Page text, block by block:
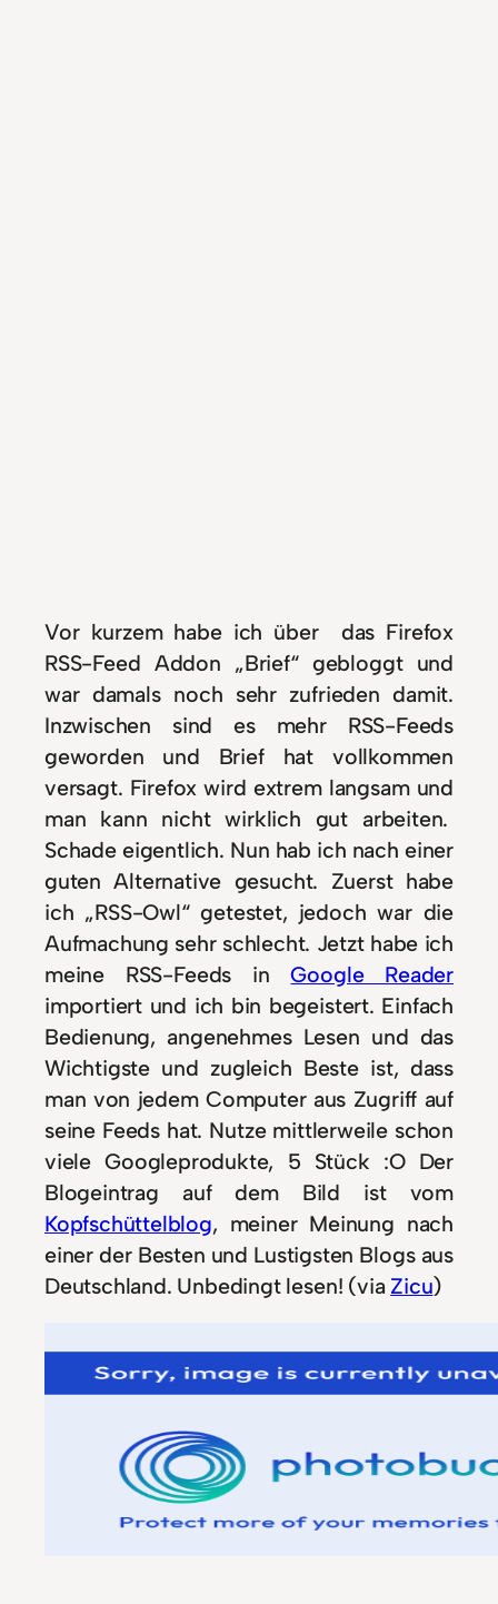
Vor kurzem habe ich über das Firefox
RSS-Feed Addon „Brief“ gebloggt und
war damals noch sehr zufrieden damit.
Inzwischen sind es mehr RSS-Feeds
geworden und Brief hat vollkommen
versagt. Firefox wird extrem langsam und
man kann nicht wirklich gut arbeiten.
Schade eigentlich. Nun hab ich nach einer
guten Alternative gesucht. Zuerst habe
ich „RSS-Owl“ getestet, jedoch war die
Aufmachung sehr schlecht. Jetzt habe ich
meine RSS-Feeds inGoogle Reader
importiert und ich bin begeistert. Einfach
Bedienung, angenehmes Lesen und das
Wichtigste und zugleich Beste ist, dass
man von jedem Computer aus Zugriff auf
seine Feeds hat. Nutze mittlerweile schon
viele Googleprodukte, 5 Stück :O Der
Blogeintrag auf dem Bild ist vom
Kopfschüttelblog, meiner Meinung nach
einer der Besten und Lustigsten Blogs aus
Deutschland. Unbedingt lesen! (via Zicu)